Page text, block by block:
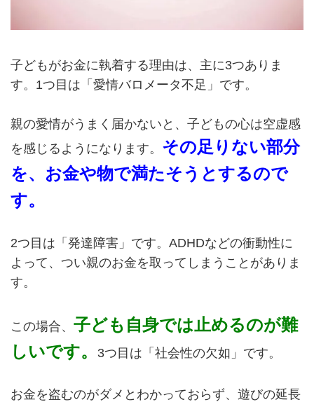
子どもがお金に執着する理由は、主に3つありま
す。1つ目は「愛情バロメータ不足」です。
親の愛情がうまく届かないと、子どもの心は空虚感
を感じるようになります。 その足りない部分
を、お金や物で満たそうとするので
す。
2つ目は「発達障害」です。ADHDなどの衝動性に
よって、つい親のお金を取ってしまうことがありま
す。
この場合、 子ども自身では止めるのが難
しいです。
3つ目は「社会性の欠如」です。
お金を盗むのがダメとわかっておらず、遊びの延長